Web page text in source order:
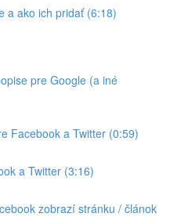
a ako ich pridať (6:18)
pre Google (a iné
Facebook a Twitter (0:59)
a Twitter (3:16)
zobrazí stránku / článok